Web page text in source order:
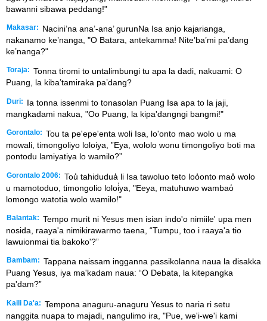
bawanni sibawa peddang!"
Makasar:
Nacini’na ana’-ana’ gurunNa Isa anjo kajarianga,
nakanamo ke’nanga, "O Batara, antekamma! Nite’ba’mi pa’dang
ke’nanga?"
Toraja: Tonna tiromi to untalimbungi tu apa la dadi, nakuami: O
Puang, la kiba’tamiraka pa’dang?
Duri:
Ia tonna issenmi to tonasolan Puang Isa apa to la jaji,
mangkadami nakua, "Oo Puang, la kipa'dangngi bangmi!"
Gorontalo: Tou ta pe'epe'enta woli Isa, lo'onto mao wolo u ma
mowali, timongoliyo loloiya, ”Eya, wololo wonu timongoliyo boti ma
pontodu lamiyatiya lo wamilo?”
Gorontalo 2006: Tou̒ tahidudua̒ li Isa tawoluo teto loo̒onto mao̒ wolo
u mamotoduo, timongolio loloi̒ya, "Eeya, matuhuwo wambao̒
lomongo watotia wolo wamilo!"
Balantak: Tempo murit ni Yesus men isian indo'o nimiile' upa men
nosida, raaya'a nimikirawarmo taena, “Tumpu, too i raaya'a tio
lawuionmai tia bakoko'?”
Bambam: Tappana naissam ingganna passikolanna naua la disakka
Puang Yesus, iya ma'kadam naua: “O Debata, la kitepangka
pa'dam?”
Kaili Da'a: Tempona anaguru-anaguru Yesus to naria ri setu
nanggita nuapa to majadi, nangulimo ira, "Pue, we'i-we'i kami